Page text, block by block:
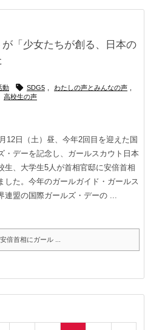
「少女たちが創る、日本の
動  SDG5 わたしの声とみんなの声
高校生の声
12日（土）昼、今年2回目を迎えた国
・デーを記念し、ガールスカウト日本
生、大学生5人が首相官邸に安倍首相
した。 今年のガールガイド・ガールス
連盟の国際ガールズ・デーの ...
安倍首相にガール ...